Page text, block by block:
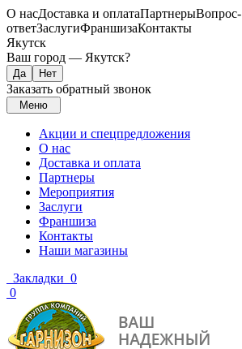
О насДоставка и оплатаПартнерыВопрос-
ответЗаслугиФраншизаКонтакты
Якутск
Ваш город — Якутск?
Заказать обратный звонок
Меню
Акции и спецпредложения
О нас
Доставка и оплата
Партнеры
Мероприятия
Заслуги
Франшиза
Контакты
Наши магазины
Закладки 0
0